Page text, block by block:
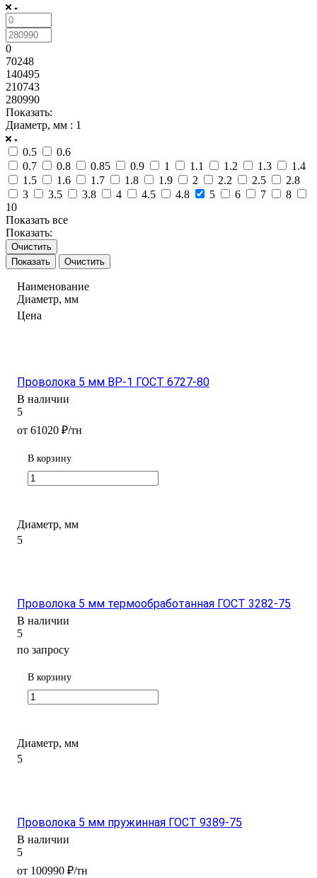
0
70248
140495
210743
280990
Показать:
Диаметр, мм : 1
0.5
0.6
0.7
0.8 0.85 0.9 1 1.1 1.2 1.3
1.4
1.5
1.6 1.7 1.8 1.9 2 2.2 2.5
2.8
3
3.5 3.8 4 4.5 4.8 5 6 7
8
10
Показать все
Показать:
Очистить
Очистить
Наименование
Диаметр, мм
Цена
Проволока 5 мм ВР-1 ГОСТ 6727-80
В наличии
5
от 61020 ₽/тн
В корзину
Диаметр, мм
5
Проволока 5 мм термообработанная ГОСТ 3282-75
В наличии
5
по запросу
В корзину
Диаметр, мм
5
Проволока 5 мм пружинная ГОСТ 9389-75
В наличии
5
от 100990 ₽/тн